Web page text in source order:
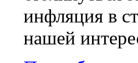
инфляция в
нашей